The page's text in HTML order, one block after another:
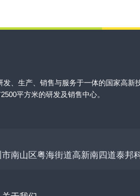
、生产、销售与服务于一体的国家高新
平方米的研发及销售中心。
南山区粤海街道高新南四道泰邦